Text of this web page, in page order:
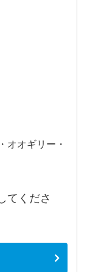
オオギリー・
てくださ